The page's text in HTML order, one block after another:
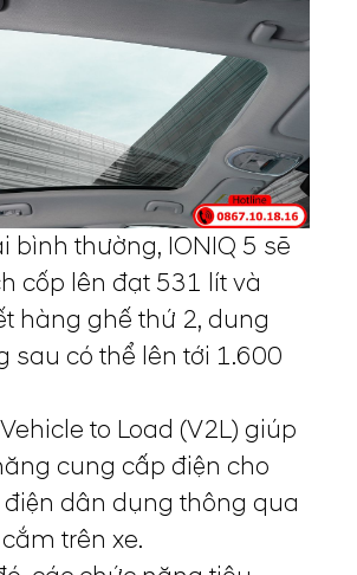
bình thường, IONIQ 5 sẽ
cốp lên đạt 531 lít và
hàng ghế thứ 2, dung
sau có thể lên tới 1.600
to Load (V2L) giúp
cung cấp điện cho
dân dụng thông qua
trên xe.